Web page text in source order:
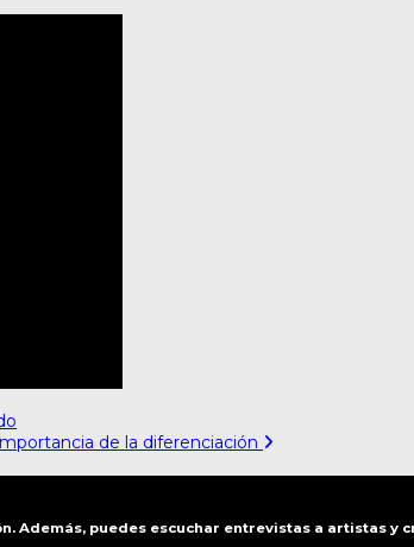
de la diferenciación
Además, puedes escuchar entrevistas a artistas y